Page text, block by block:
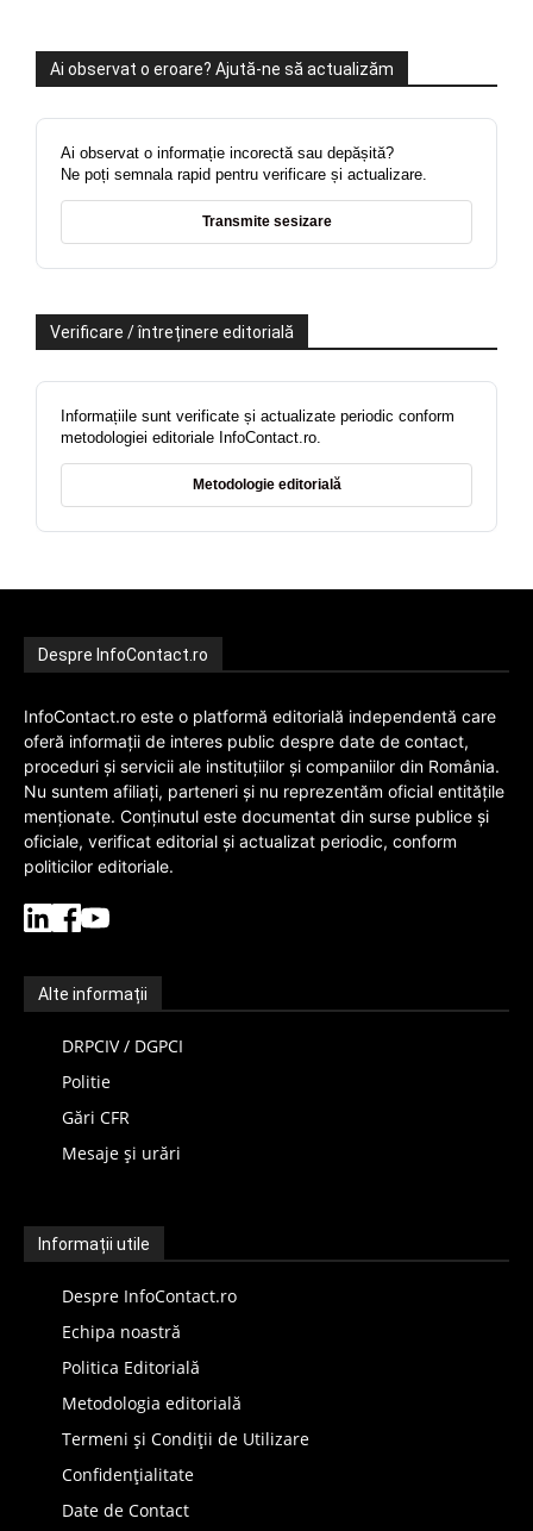
Ai observat o eroare? Ajută-ne să actualizăm
Ai observat o informație incorectă sau depășită?
Ne poți semnala rapid pentru verificare și actualizare.
Transmite sesizare
Verificare / întreținere editorială
Informațiile sunt verificate și actualizate periodic conform
metodologiei editoriale InfoContact.ro.
Metodologie editorială
Despre InfoContact.ro
InfoContact.ro este o platformă editorială independentă care
oferă informații de interes public despre date de contact,
proceduri și servicii ale instituțiilor și companiilor din România.
Nu suntem afiliați, parteneri și nu reprezentăm oficial entitățile
menționate. Conținutul este documentat din surse publice și
oficiale, verificat editorial și actualizat periodic, conform
politicilor editoriale.
Alte informații
DRPCIV / DGPCI
Politie
Gări CFR
Mesaje și urări
Informații utile
Despre InfoContact.ro
Echipa noastră
Politica Editorială
Metodologia editorială
Termeni și Condiții de Utilizare
Confidențialitate
Date de Contact